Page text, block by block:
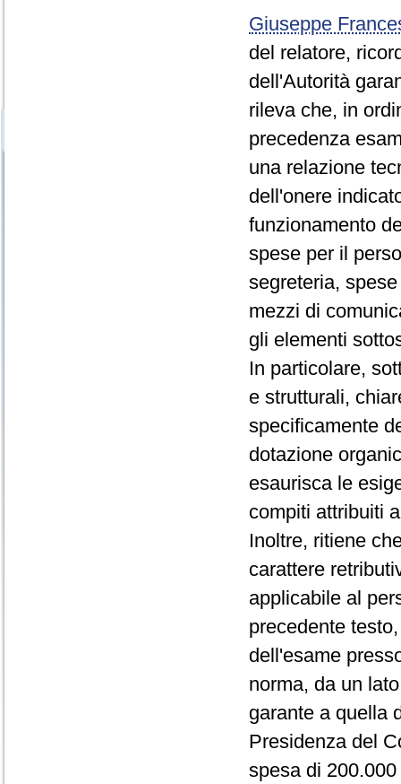
Giuseppe
del relatore,
dell'Autorità
rileva che, in
precedenza
una relazione
dell'onere
funzionamento
spese per il
segreteria,
mezzi di
gli elementi
In particolare,
e strutturali,
specificamente
dotazione
esaurisca le
compiti attribuiti
Inoltre, ritiene
carattere
applicabile al
precedente
dell'esame
norma, da un
garante a quella
Presidenza del
spesa di